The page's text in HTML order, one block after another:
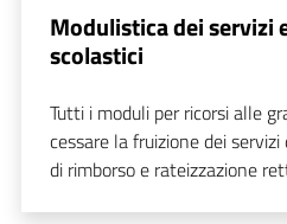
Modulistica dei servizi
scolastici
Tutti i moduli per ricorsi alle
cessare la fruizione dei
di rimborso e rateizzazione